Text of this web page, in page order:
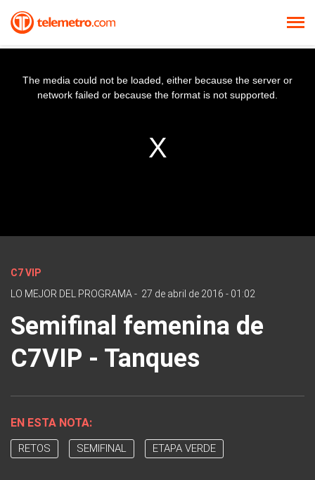
The media could not be loaded, either because the server or
network failed or because the format is not supported.
C7 VIP
LO MEJOR DEL PROGRAMA - 27 de abril de 2016 - 01:02
Semifinal femenina de
C7VIP - Tanques
EN ESTA NOTA:
RETOS SEMIFINAL ETAPA VERDE